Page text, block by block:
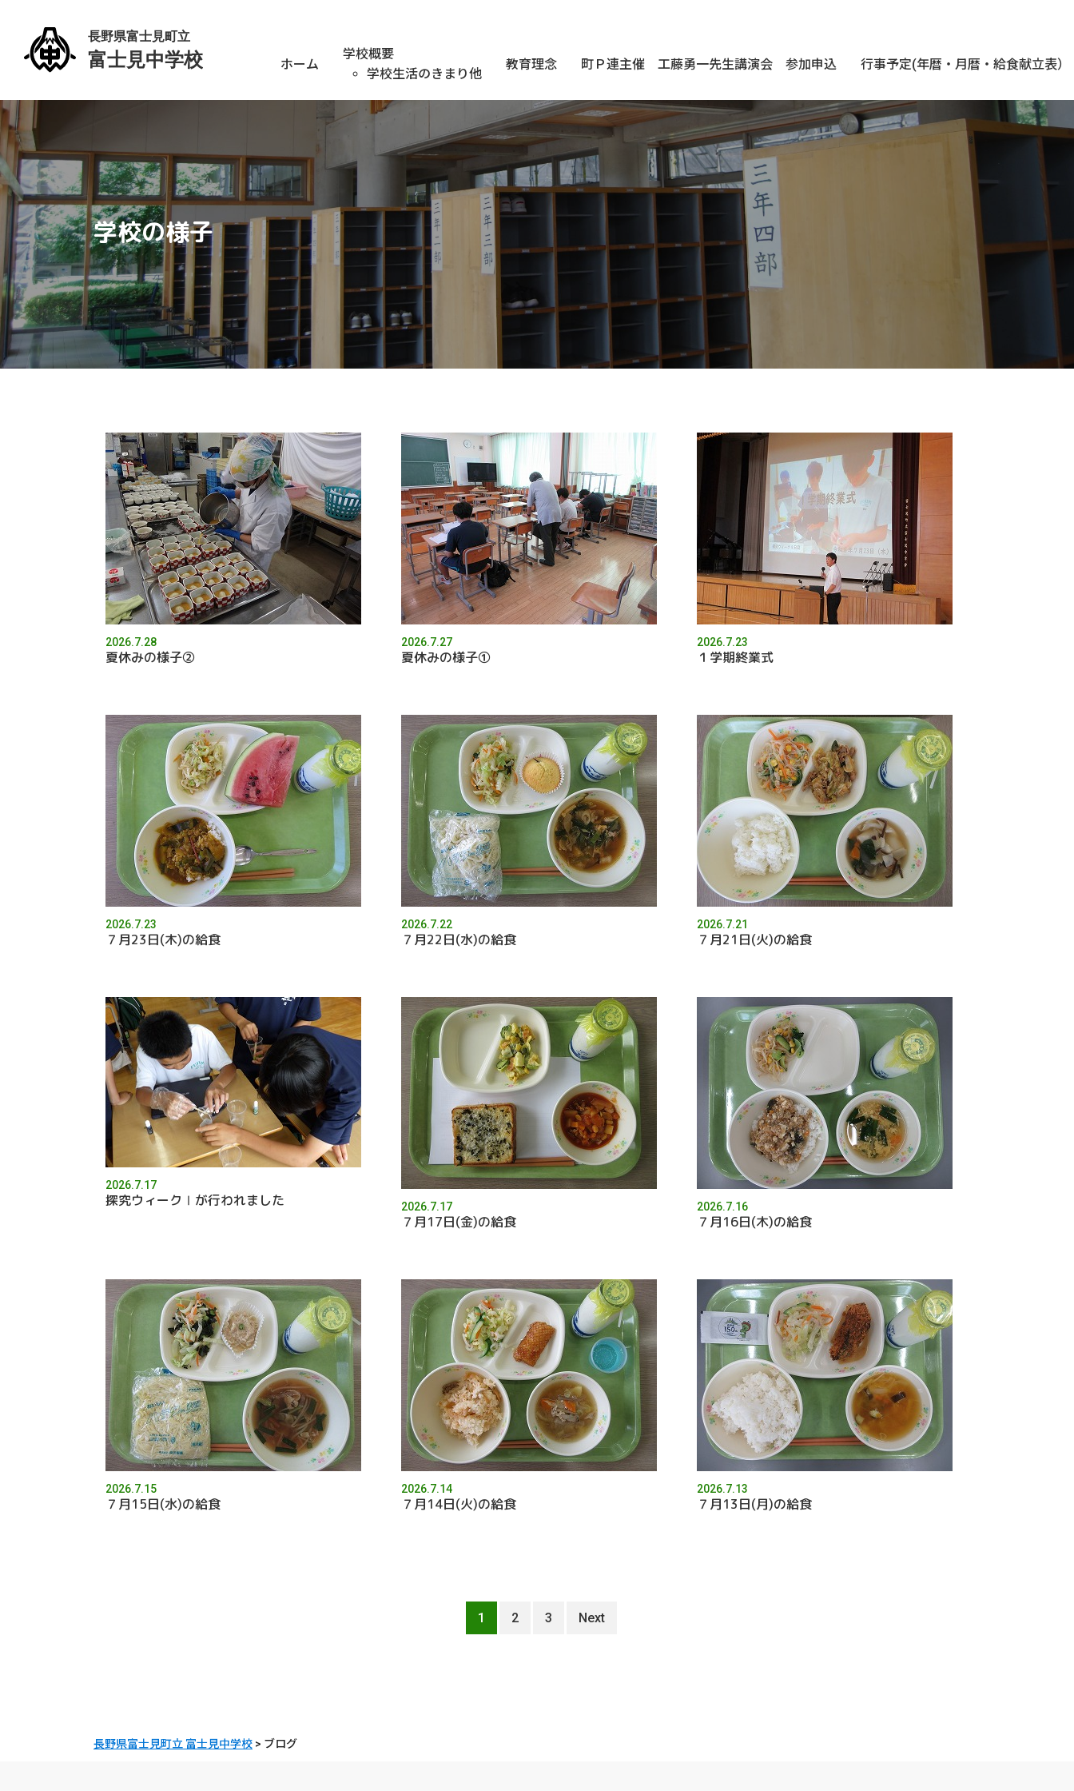
ホーム
学校概要
学校生活のきまり他
教育理念 町Ｐ連主催 工藤勇一先生講演会 参加申込 行事予定(年暦・月暦・給食献立表）
学校の様子
2026.7.28
夏休みの様子②
2026.7.27
夏休みの様子①
2026.7.23
１学期終業式
2026.7.23
７月23日(木)の給食
2026.7.22
７月22日(水)の給食
2026.7.21
７月21日(火)の給食
2026.7.17
探究ウィークⅠが行われました 2026.7.17
７月17日(金)の給食
2026.7.16
７月16日(木)の給食
2026.7.15
７月15日(水)の給食
2026.7.14
７月14日(火)の給食
2026.7.13
７月13日(月)の給食
1 2 3 Next
長野県富士見町立 富士見中学校 > ブログ